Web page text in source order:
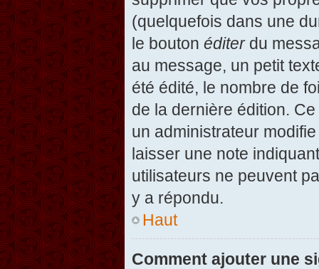
(quelquefois dans une
le bouton éditerdu
au message, un petit
été édité, le nombre de
de la dernière édition.
un administrateur
laisser une note
utilisateurs ne peuvent
y a répondu.
Haut
Comment ajouter une